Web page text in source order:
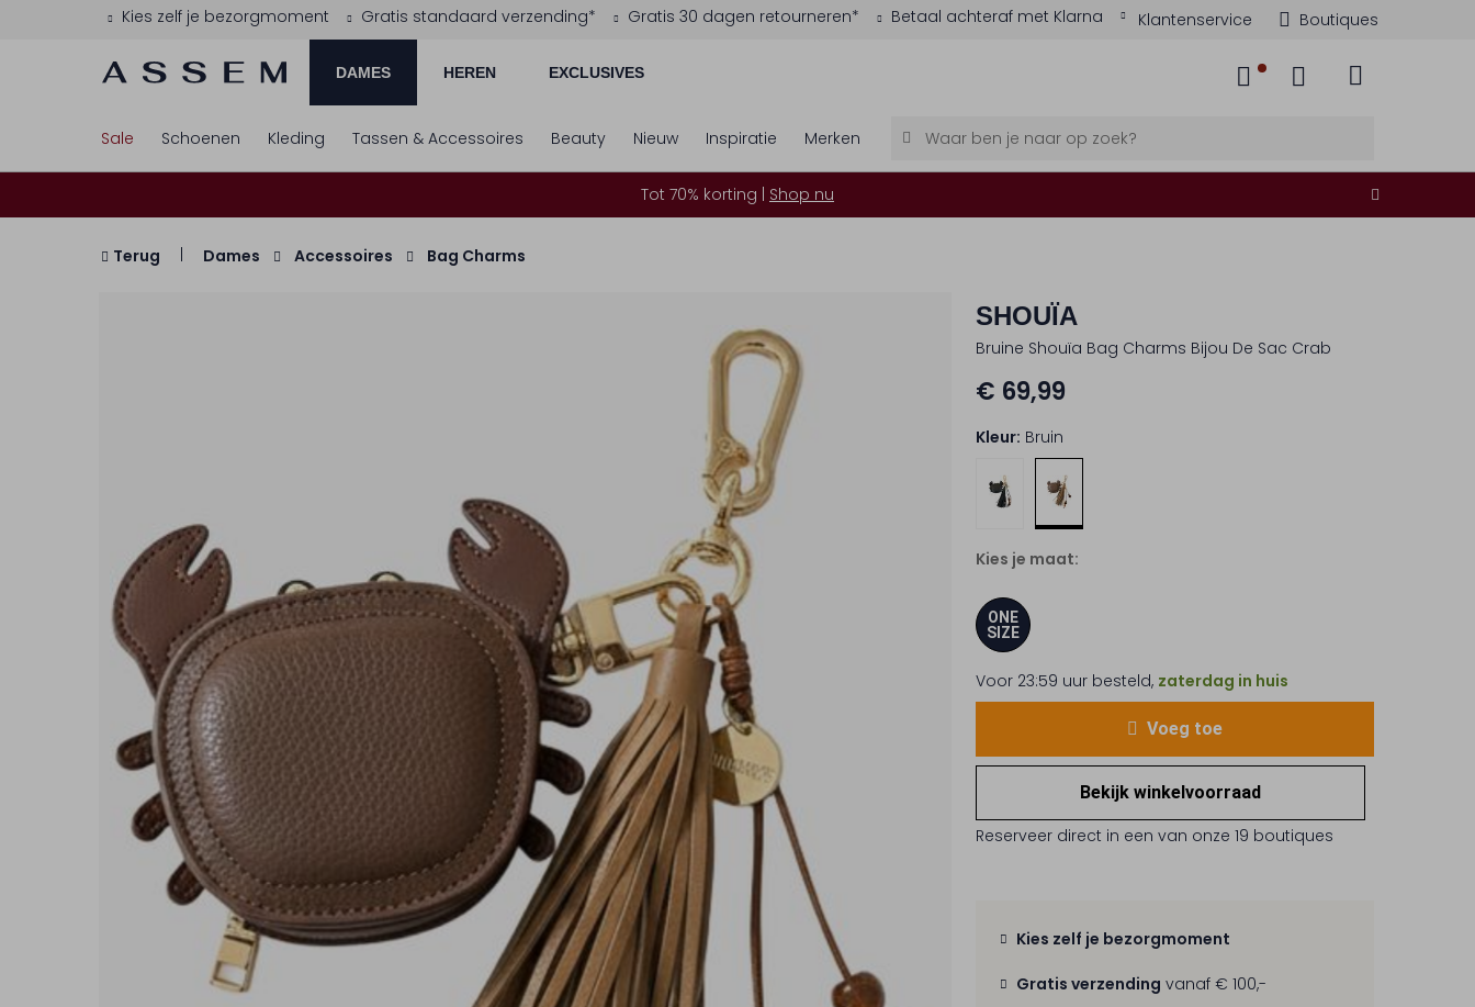
Kies zelf je bezorgmoment Gratis standaard verzending* Gratis 30 dagen retourneren* Betaal achteraf met Klarna Klantenservice Boutiques
DAMES HEREN EXCLUSIVES
Sale Schoenen Kleding Tassen & Accessoires Beauty Nieuw Inspiratie Merken
Tot 70% korting | Shop nu
Terug Dames Accessoires Bag Charms
SHOUÏA
Bruine Shouïa Bag Charms Bijou De Sac Crab
€ 69,99
Kleur: Bruin
Kies je maat:
ONE
SIZE
Voor 23:59 uur besteld, zaterdag in huis
Voeg toe
Bekijk winkelvoorraad
Reserveer direct in een van onze 19 boutiques
Kies zelf je bezorgmoment
Gratis verzending vanaf € 100,-